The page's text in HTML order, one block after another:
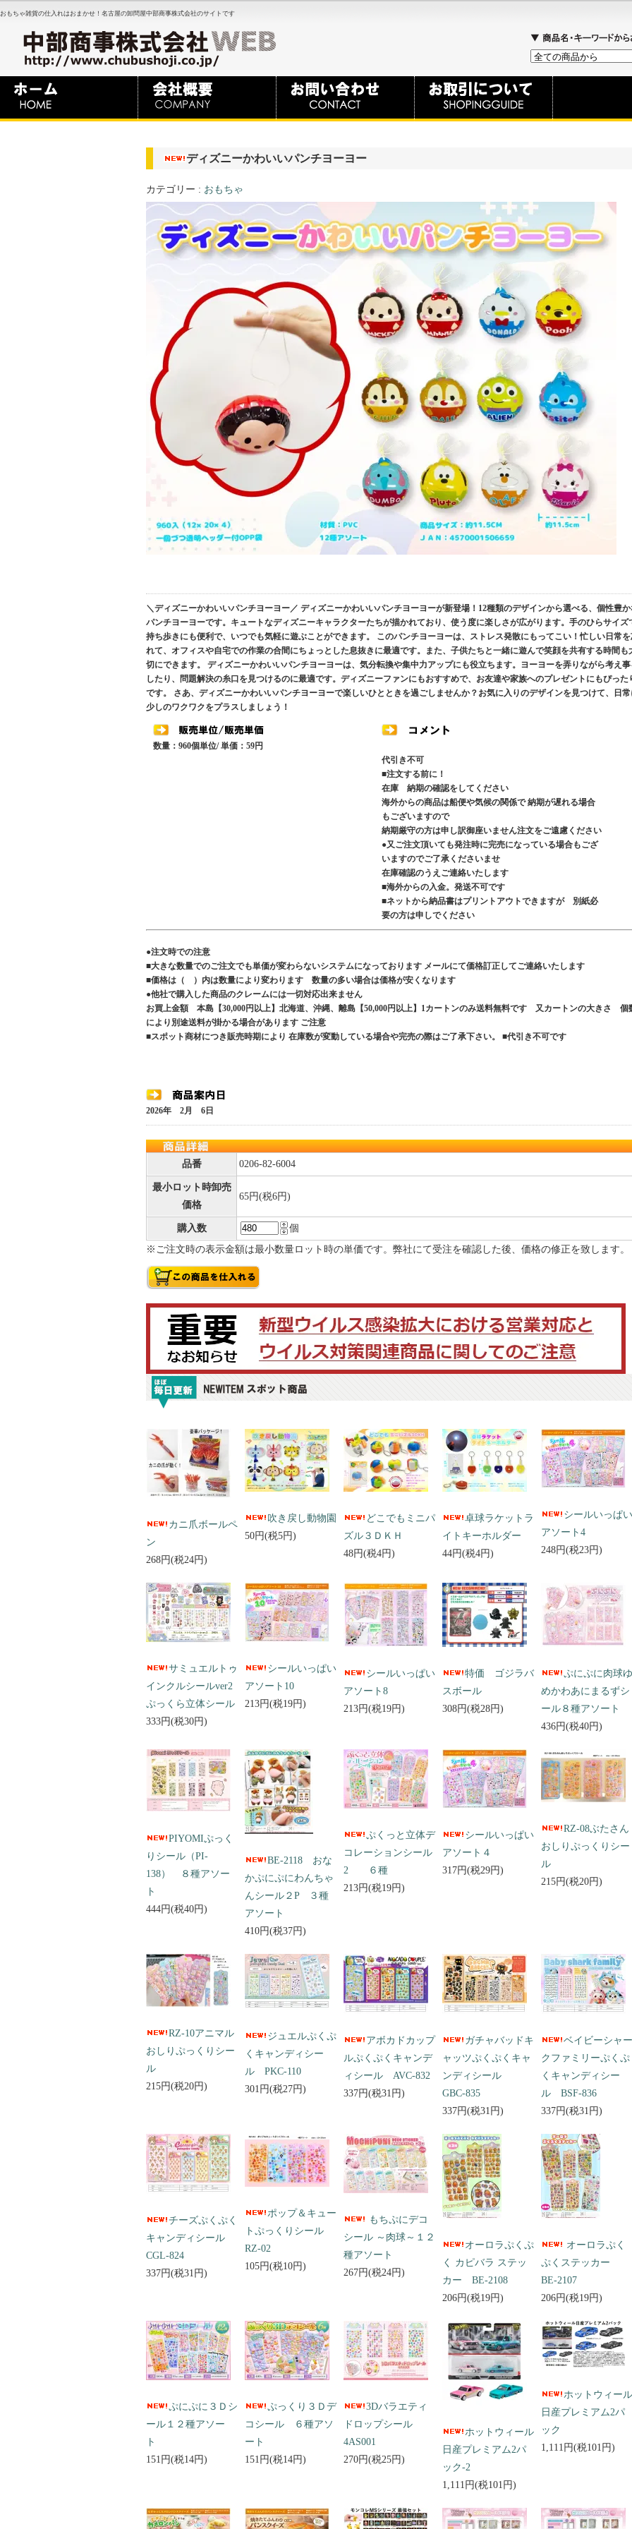
おもちゃ雑貨の仕入れはおまかせ！名古屋の卸問屋中部商事株式会社のサイトです
ディズニーかわいいパンチヨーヨー
カテゴリー : おもちゃ
＼ディズニーかわいいパンチヨーヨー／ ディズニーかわいいパンチヨーヨーが新登場！12種類のデザインから選べる、個性豊
パンチヨーヨーです。キュートなディズニーキャラクターたちが描かれており、使う度に楽しさが広がります。手のひらサイズ
持ち歩きにも便利で、いつでも気軽に遊ぶことができます。 このパンチヨーヨーは、ストレス発散にもってこい！忙しい日常
れて、オフィスや自宅での作業の合間にちょっとした息抜きに最適です。また、子供たちと一緒に遊んで笑顔を共有する時間も
切にできます。 ディズニーかわいいパンチヨーヨーは、気分転換や集中力アップにも役立ちます。ヨーヨーを弄りながら考え
したり、問題解決の糸口を見つけるのに最適です。ディズニーファンにもおすすめで、お友達や家族へのプレゼントにもぴった
です。 さあ、ディズニーかわいいパンチヨーヨーで楽しいひとときを過ごしませんか？お気に入りのデザインを見つけて、日
少しのワクワクをプラスしましょう！
数量：960個単位/ 単価：59円
代引き不可
■注文する前に！
在庫 納期の確認をしてください
海外からの商品は船便や気候の関係で 納期が遅れる場合
もございますので
納期厳守の方は申し訳御座いません注文をご遠慮ください
●又ご注文頂いても発注時に完売になっている場合もござ
いますのでご了承くださいませ
在庫確認のうえご連絡いたします
■海外からの入金。発送不可です
■ネットから納品書はプリントアウトできますが 別紙必
要の方は申しでください
●注文時での注意
■大きな数量でのご注文でも単価が変わらないシステムになっております メールにて価格訂正してご連絡いたします
■価格は（ ）内は数量により変わります 数量の多い場合は価格が安くなります
●他社で購入した商品のクレームには一切対応出来ません
お買上金額 本島【30,000円以上】北海道、沖縄、離島【50,000円以上】1カートンのみ送料無料です 又カートンの大きさ 個
により別途送料が掛かる場合があります ご注意
■スポット商材につき販売時期により 在庫数が変動している場合や完売の際はご了承下さい。 ■代引き不可です
2026年 2月 6日
品番 0206-82-6004
最小ロット時卸売
価格
65円(税6円)
購入数
個
※ご注文時の表示金額は最小数量ロット時の単価です。弊社にて受注を確認した後、価格の修正を致します。
カニ爪ボールペ
ン
268円(税24円)
吹き戻し動物園
50円(税5円)
どこでもミニパ
ズル３ＤＫＨ
48円(税4円)
卓球ラケットラ
イトキーホルダー
44円(税4円)
シールいっぱい
アソート4
248円(税23円)
サミュエルトゥ
インクルシールver2
ぷっくら立体シール
333円(税30円)
シールいっぱい
アソート10
213円(税19円)
シールいっぱい
アソート8
213円(税19円)
特価 ゴジラバ
スボール
308円(税28円)
ぷにぷに肉球ゆ
めかわあにまるずシ
ール８種アソート
436円(税40円)
PIYOMIぷっく
りシール（PI-
138） ８種アソー
ト
444円(税40円)
BE-2118 おな
かぷにぷにわんちゃ
んシール２P ３種
アソート
410円(税37円)
ぷくっと立体デ
コレーションシール
2 ６種
213円(税19円)
シールいっぱい
アソート４
317円(税29円)
RZ-08ぶたさん
おしりぷっくりシー
ル
215円(税20円)
RZ-10アニマル
おしりぷっくりシー
ル
215円(税20円)
ジュエルぷくぷ
くキャンディシー
ル PKC-110
301円(税27円)
アボカドカップ
ルぷくぷくキャンデ
ィシール AVC-832
337円(税31円)
ガチャバッドキ
ャッツぷくぷくキャ
ンディシール
GBC-835
337円(税31円)
ベイビーシャー
クファミリーぷくぷ
くキャンディシー
ル BSF-836
337円(税31円)
チーズぷくぷく
キャンディシール
CGL-824
337円(税31円)
ポップ＆キュー
トぷっくりシール
RZ-02
105円(税10円)
もちぷにデコ
シール ～肉球～１２
種アソート
267円(税24円)
オーロラぷくぷ
く カピバラ ステッ
カー BE-2108
206円(税19円)
オーロラぷく
ぷくステッカー
BE-2107
206円(税19円)
ぷにぷに３Ｄシ
ール１２種アソー
ト
151円(税14円)
ぷっくり３Ｄデ
コシール ６種アソ
ート
151円(税14円)
3Dバラエティ
ドロップシール
4AS001
270円(税25円)
ホットウィール
日産プレミアム2パ
ック-2
1,111円(税101円)
ホットウィール
日産プレミアム2パ
ック
1,111円(税101円)